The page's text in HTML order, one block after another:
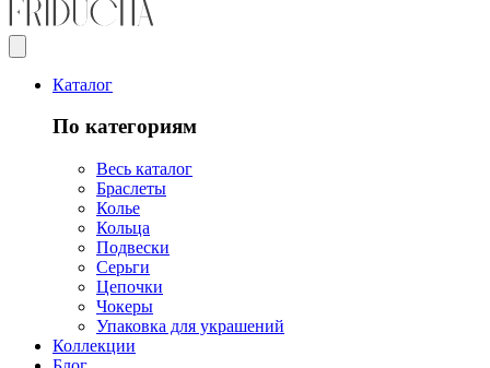
Каталог
По категориям
Весь каталог
Браслеты
Колье
Кольца
Подвески
Серьги
Цепочки
Чокеры
Упаковка для украшений
Коллекции